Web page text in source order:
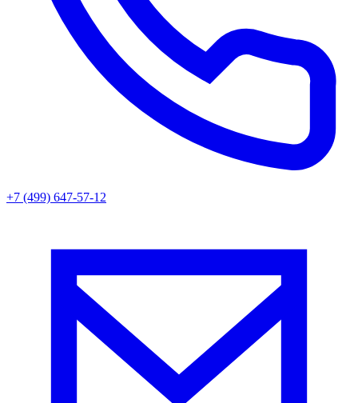
+7 (499) 647-57-12